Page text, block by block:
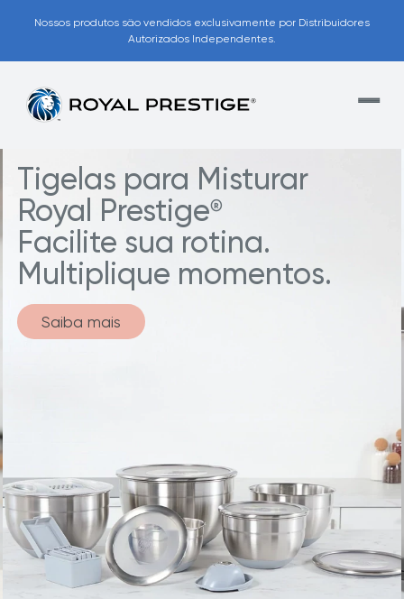
Nossos produtos são vendidos exclusivamente por Distribuidores
Autorizados Independentes.
Para uma cozinha
rápida e confiável.
Saiba mais